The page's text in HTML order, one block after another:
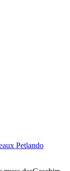
Petlando